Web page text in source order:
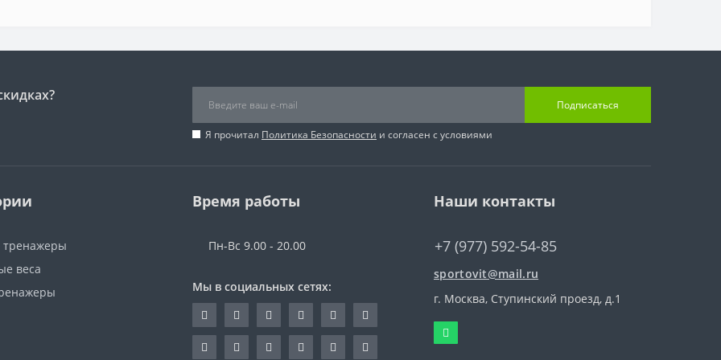
Подписаться
Я прочитал Политика Безопасности и согласен с условиями
тренажеры
веса
Время работы
Пн-Вс 9.00 - 20.00
Мы в социальных сетях:
Наши контакты
+7 (977) 592-54-85
sportovit@mail.ru
г. Москва, Ступинский проезд, д.1